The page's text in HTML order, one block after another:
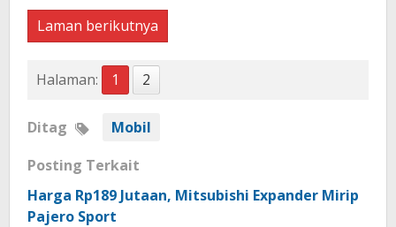
Laman berikutnya
Halaman: 1 2
Ditag
Mobil
Posting Terkait
Harga Rp189 Jutaan, Mitsubishi Expander Mirip
Pajero Sport